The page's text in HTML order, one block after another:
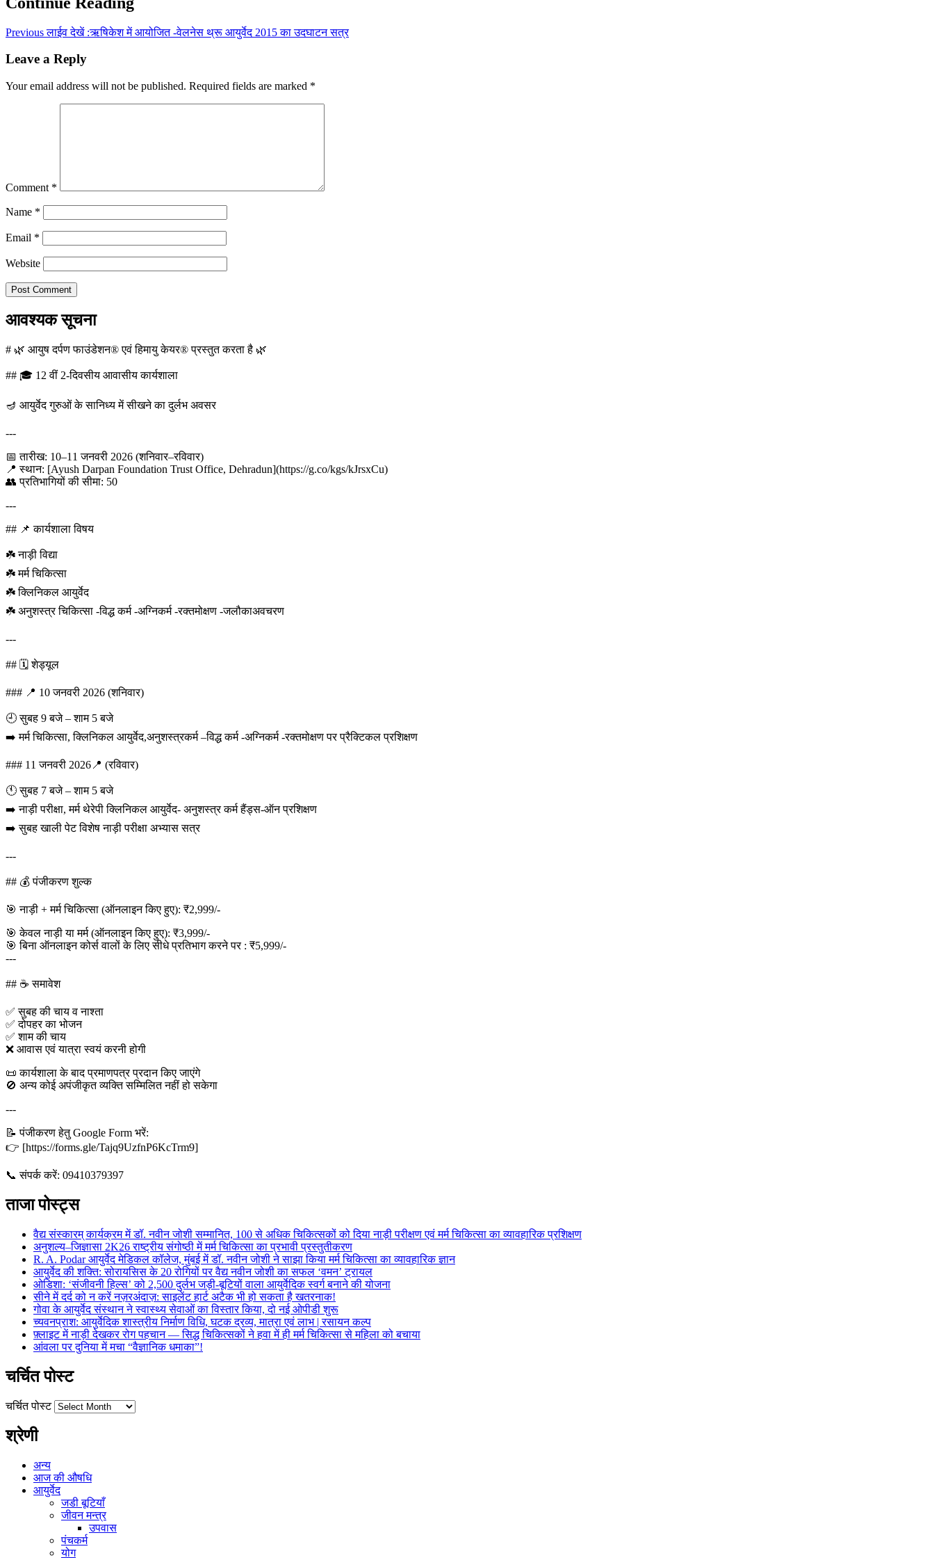
Previousलाईव देखें :ऋषिकेश में आयोजित -वेलनेस थ्रू आयुर्वेद 2015 का उदघाटन सत्र
Leave a Reply
Your email address will not be published. Required fields are marked *
Comment *
Name *
Email *
Website
आवश्यक सूचना
# 🌿 आयुष दर्पण फाउंडेशन® एवं हिमायु केयर® प्रस्तुत करता है 🌿
## 🎓 12 वीं 2-दिवसीय आवासीय कार्यशाला
🪔 आयुर्वेद गुरुओं के सानिध्य में सीखने का दुर्लभ अवसर
---
📅 तारीख: 10–11 जनवरी 2026 (शनिवार–रविवार)
📍 स्थान: [Ayush Darpan Foundation Trust Office, Dehradun](https://g.co/kgs/kJrsxCu)
👥 प्रतिभागियों की सीमा: 50
---
## 📌 कार्यशाला विषय
☘️ नाड़ी विद्या
☘️ मर्म चिकित्सा
☘️ क्लिनिकल आयुर्वेद
☘️ अनुशस्त्र चिकित्सा -विद्ध कर्म -अग्निकर्म -रक्तमोक्षण -जलौकाअवचरण
---
## 🗓️ शेड्यूल
### 📍 10 जनवरी 2026 (शनिवार)
🕘 सुबह 9 बजे – शाम 5 बजे
➡️ मर्म चिकित्सा, क्लिनिकल आयुर्वेद,अनुशस्त्रकर्म –विद्ध कर्म -अग्निकर्म -रक्तमोक्षण पर प्रैक्टिकल प्रशिक्षण
### 11 जनवरी 2026📍 (रविवार)
🕚 सुबह 7 बजे – शाम 5 बजे
➡️ नाड़ी परीक्षा, मर्म थेरेपी क्लिनिकल आयुर्वेद- अनुशस्त्र कर्म हैंड्स-ऑन प्रशिक्षण
➡️ सुबह खाली पेट विशेष नाड़ी परीक्षा अभ्यास सत्र
---
## 💰 पंजीकरण शुल्क
🎯 नाड़ी + मर्म चिकित्सा (ऑनलाइन किए हुए): ₹2,999/-
🎯 केवल नाड़ी या मर्म (ऑनलाइन किए हुए): ₹3,999/-
🎯 बिना ऑनलाइन कोर्स वालों के लिए सीधे प्रतिभाग करने पर : ₹5,999/-
---
## ☕ समावेश
✅ सुबह की चाय व नाश्ता
✅ दोपहर का भोजन
✅ शाम की चाय
❌ आवास एवं यात्रा स्वयं करनी होगी
📜 कार्यशाला के बाद प्रमाणपत्र प्रदान किए जाएंगे
🚫 अन्य कोई अपंजीकृत व्यक्ति सम्मिलित नहीं हो सकेगा
---
📝 पंजीकरण हेतु Google Form भरें:
👉 [https://forms.gle/Tajq9UzfnP6KcTrm9]
📞 संपर्क करें: 09410379397
ताजा पोस्ट्स
वैद्य संस्कारम् कार्यक्रम में डॉ. नवीन जोशी सम्मानित, 100 से अधिक चिकित्सकों को दिया नाड़ी परीक्षण एवं मर्म चिकित्सा का व्यावहारिक प्रशिक्षण
अनुशल्य–जिज्ञासा 2K26 राष्ट्रीय संगोष्ठी में मर्म चिकित्सा का प्रभावी प्रस्तुतीकरण
R. A. Podar आयुर्वेद मेडिकल कॉलेज, मुंबई में डॉ. नवीन जोशी ने साझा किया मर्म चिकित्सा का व्यावहारिक ज्ञान
आयुर्वेद की शक्ति: सोरायसिस के 20 रोगियों पर वैद्य नवीन जोशी का सफल ‘वमन’ ट्रायल
ओडिशा: ‘संजीवनी हिल्स’ को 2,500 दुर्लभ जड़ी-बूटियों वाला आयुर्वेदिक स्वर्ग बनाने की योजना
सीने में दर्द को न करें नज़रअंदाज़: साइलेंट हार्ट अटैक भी हो सकता है खतरनाक!
गोवा के आयुर्वेद संस्थान ने स्वास्थ्य सेवाओं का विस्तार किया, दो नई ओपीडी शुरू
च्यवनप्राश: आयुर्वेदिक शास्त्रीय निर्माण विधि, घटक द्रव्य, मात्रा एवं लाभ | रसायन कल्प
फ़्लाइट में नाड़ी देखकर रोग पहचान — सिद्ध चिकित्सकों ने हवा में ही मर्म चिकित्सा से महिला को बचाया
आंवला पर दुनिया में मचा “वैज्ञानिक धमाका”!
चर्चित पोस्ट
चर्चित पोस्ट
श्रेणी
अन्य
आज की औषधि
आयुर्वेद
जडी बूटियाँ
जीवन मन्त्र
उपवास
पंचकर्म
योग